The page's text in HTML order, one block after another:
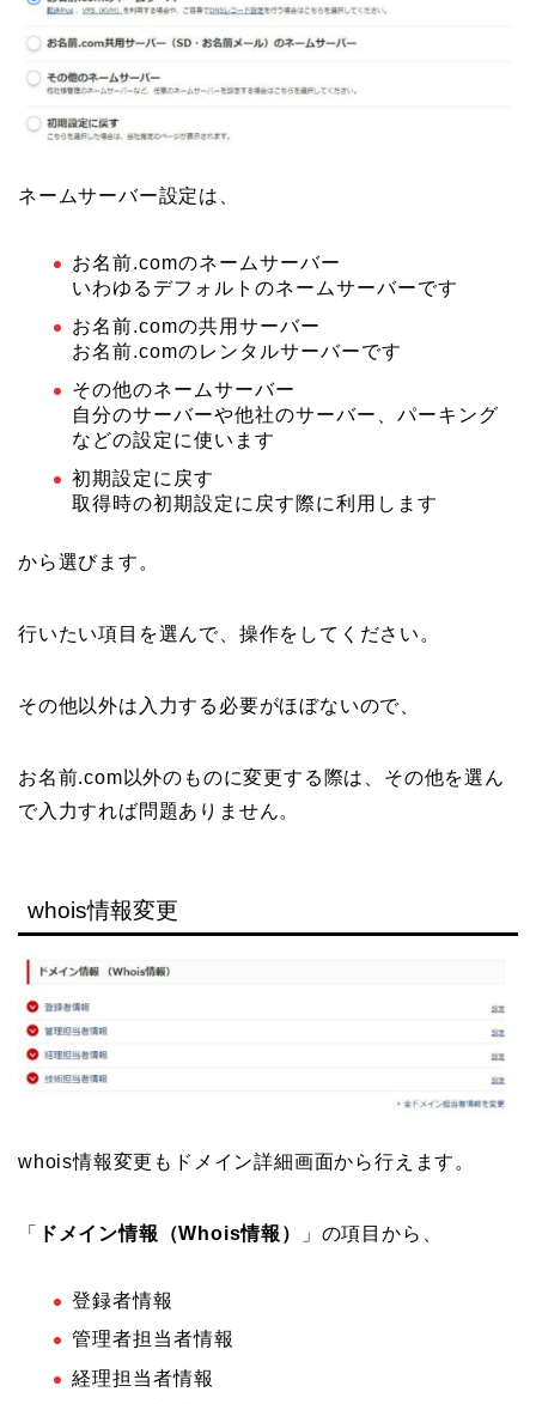
ネームサーバー設定は、
お名前.comのネームサーバー
いわゆるデフォルトのネームサーバーです
お名前.comの共用サーバー
お名前.comのレンタルサーバーです
その他のネームサーバー
自分のサーバーや他社のサーバー、パーキング
などの設定に使います
初期設定に戻す
取得時の初期設定に戻す際に利用します
から選びます。
行いたい項目を選んで、操作をしてください。
その他以外は入力する必要がほぼないので、
お名前.com以外のものに変更する際は、その他を選ん
で入力すれば問題ありません。
whois情報変更
whois情報変更もドメイン詳細画面から行えます。
「 ドメイン情報（Whois情報） 」の項目から、
登録者情報
管理者担当者情報
経理担当者情報